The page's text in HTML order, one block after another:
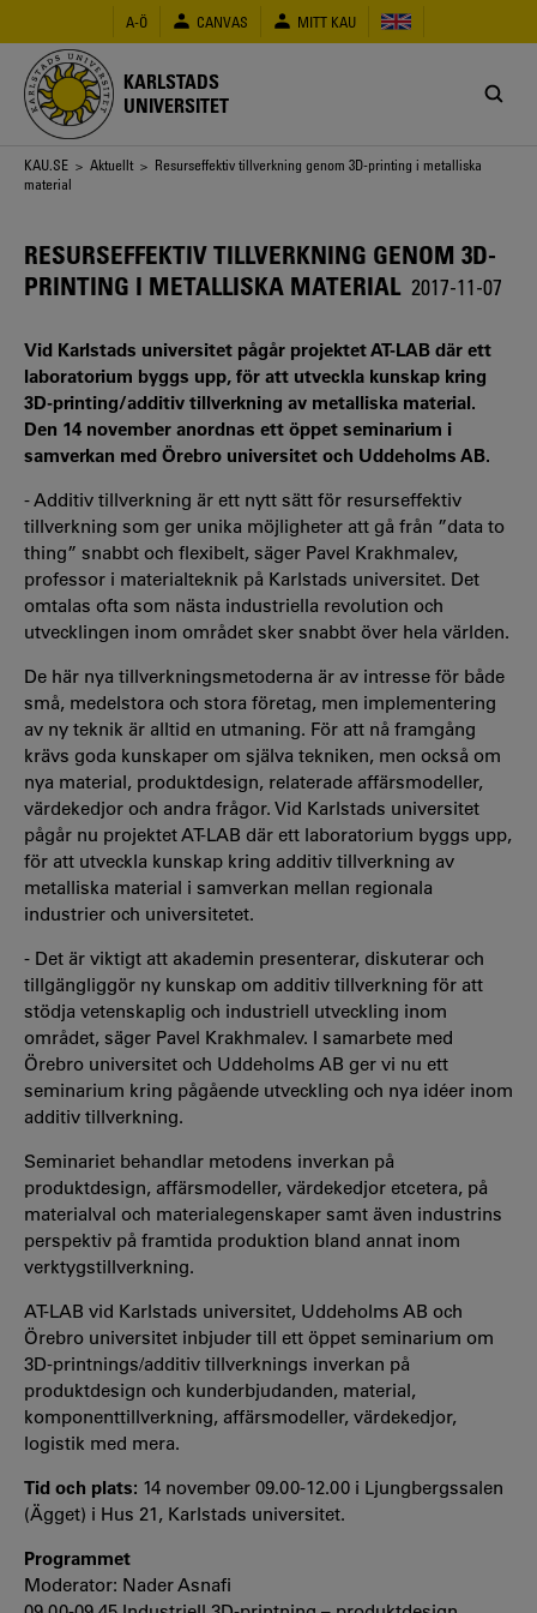
huvudinnehåll
A-Ö CANVAS MITT KAU
KARLSTADS
UNIVERSITET
Länkstig
KAU.SE > Aktuellt > Resurseffektiv tillverkning genom 3D-printing i metalliska
material
RESURSEFFEKTIV TILLVERKNING GENOM 3D-
PRINTING I METALLISKA MATERIAL 2017-11-07
Vid Karlstads universitet pågår projektet AT-LAB där ett
laboratorium byggs upp, för att utveckla kunskap kring
3D-printing/additiv tillverkning av metalliska material.
Den 14 november anordnas ett öppet seminarium i
samverkan med Örebro universitet och Uddeholms AB.
- Additiv tillverkning är ett nytt sätt för resurseffektiv
tillverkning som ger unika möjligheter att gå från ”data to
thing” snabbt och flexibelt, säger Pavel Krakhmalev,
professor i materialteknik på Karlstads universitet. Det
omtalas ofta som nästa industriella revolution och
utvecklingen inom området sker snabbt över hela världen.
De här nya tillverkningsmetoderna är av intresse för både
små, medelstora och stora företag, men implementering
av ny teknik är alltid en utmaning. För att nå framgång
krävs goda kunskaper om själva tekniken, men också om
nya material, produktdesign, relaterade affärsmodeller,
värdekedjor och andra frågor. Vid Karlstads universitet
pågår nu projektet AT-LAB där ett laboratorium byggs upp,
för att utveckla kunskap kring additiv tillverkning av
metalliska material i samverkan mellan regionala
industrier och universitetet.
- Det är viktigt att akademin presenterar, diskuterar och
tillgängliggör ny kunskap om additiv tillverkning för att
stödja vetenskaplig och industriell utveckling inom
området, säger Pavel Krakhmalev. I samarbete med
Örebro universitet och Uddeholms AB ger vi nu ett
seminarium kring pågående utveckling och nya idéer inom
additiv tillverkning.
Seminariet behandlar metodens inverkan på
produktdesign, affärsmodeller, värdekedjor etcetera, på
materialval och materialegenskaper samt även industrins
perspektiv på framtida produktion bland annat inom
verktygstillverkning.
AT-LAB vid Karlstads universitet, Uddeholms AB och
Örebro universitet inbjuder till ett öppet seminarium om
3D-printnings/additiv tillverknings inverkan på
produktdesign och kunderbjudanden, material,
komponenttillverkning, affärsmodeller, värdekedjor,
logistik med mera.
Tid och plats: 14 november 09.00-12.00 i Ljungbergssalen
(Ägget) i Hus 21, Karlstads universitet.
Programmet
Moderator: Nader Asnafi